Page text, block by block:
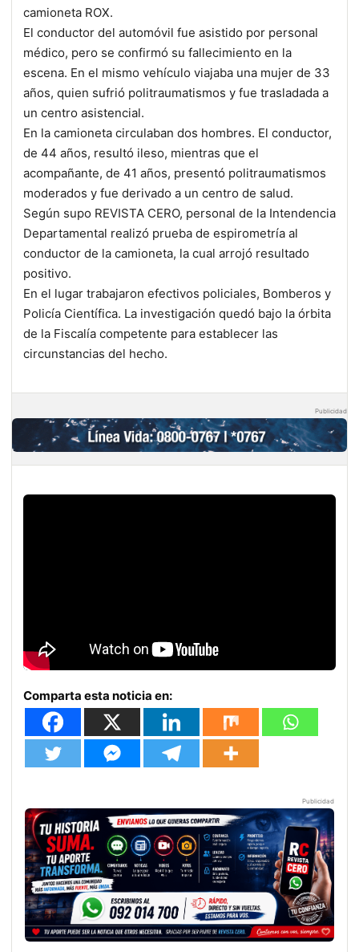
camioneta ROX.
El conductor del automóvil fue asistido por personal
médico, pero se confirmó su fallecimiento en la
escena. En el mismo vehículo viajaba una mujer de 33
años, quien sufrió politraumatismos y fue trasladada a
un centro asistencial.
En la camioneta circulaban dos hombres. El conductor,
de 44 años, resultó ileso, mientras que el
acompañante, de 41 años, presentó politraumatismos
moderados y fue derivado a un centro de salud.
Según supo REVISTA CERO, personal de la Intendencia
Departamental realizó prueba de espirometría al
conductor de la camioneta, la cual arrojó resultado
positivo.
En el lugar trabajaron efectivos policiales, Bomberos y
Policía Científica. La investigación quedó bajo la órbita
de la Fiscalía competente para establecer las
circunstancias del hecho.
Publicidad
Comparta esta noticia en:
Publicidad